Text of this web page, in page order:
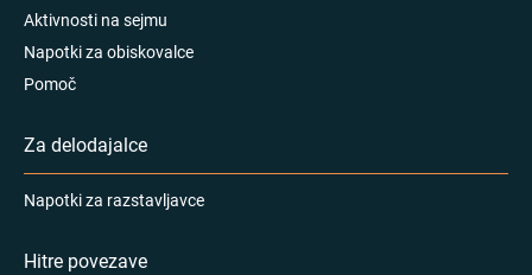
Aktivnosti na sejmu
Napotki za obiskovalce
Pomoč
Za delodajalce
Napotki za razstavljavce
Hitre povezave